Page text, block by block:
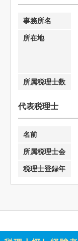
事務所名
所在地
所属税理士数
代表税理士
名前
所属税理士会
税理士登録年